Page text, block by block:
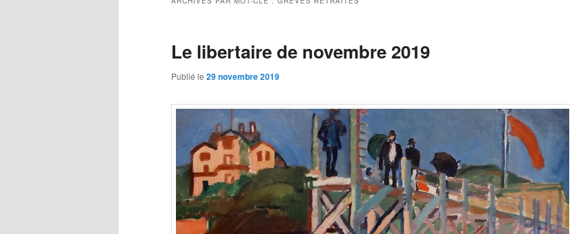
Le libertaire de novembre 2019
Publié le 29 novembre 2019